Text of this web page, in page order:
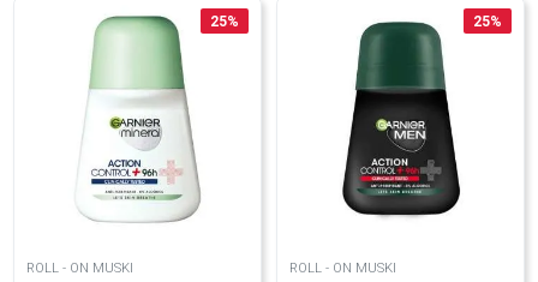
25%
ROLL - ON MUSKI
25%
ROLL - ON MUSKI